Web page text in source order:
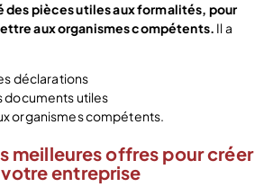
pièces utiles aux formalités, pour
aux organismes compétents. Il a
déclarations
documents utiles
organismes compétents.
meilleures offres pour créer
votre entreprise